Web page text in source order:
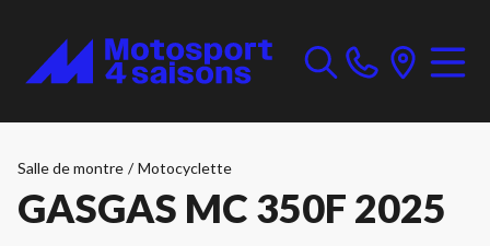
Salle de montre / Motocyclette
GASGAS MC 350F 2025